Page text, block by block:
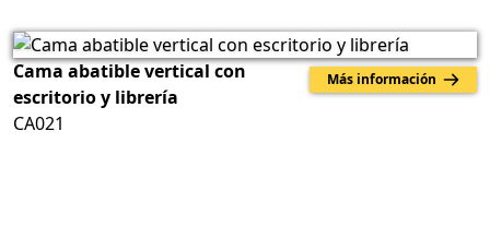
Más información
Cama abatible vertical con
escritorio y librería
CA021